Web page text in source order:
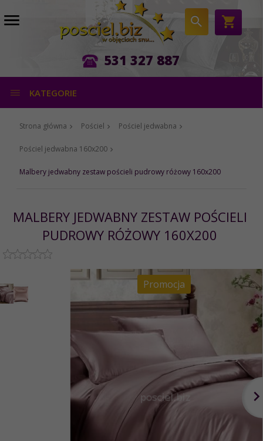
531 327 887
KATEGORIE
Strona główna Pościel Pościel jedwabna
Pościel jedwabna 160x200
Malbery jedwabny zestaw pościeli pudrowy różowy 160x200
MALBERY JEDWABNY ZESTAW POŚCIELI
PUDROWY RÓŻOWY 160X200
Promocja